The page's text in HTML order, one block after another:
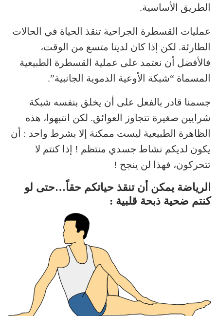
الطريق الأساسية.
عمليات القسطرة الجراحية تنقذ الحياة في الحالات
الطارئة. لكن إذا كان لدينا متسع من الوقت،
فالأفضل أن نعتمد على عملية القسطرة الطبيعية
المسماة “شبكة الأوعية الدموية الجانبية”.
جسمنا قادر بالفعل على أن يخلق بنفسه شبكة
شرايين صغيرة تتجاوز العوائق. لكن انتبهوا، هذه
الظاهرة الطبيعية ليست ممكنة إلا بشرط واحد : أن
يكون لديكم نشاط جسدي منتظم ! إذا كنتم لا
تتحركون، فهذا لن ينجح !
الرياضة يمكن أن تنقذ حياتكم حقاً…حتى لو
كنتم ضحية ذبحة قلبية :